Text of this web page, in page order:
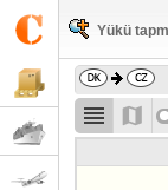
Yükü